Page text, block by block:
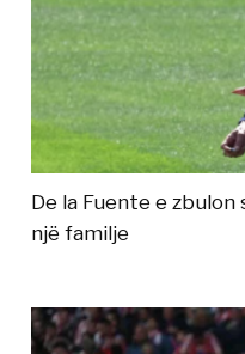
De la Fuente e
një familje